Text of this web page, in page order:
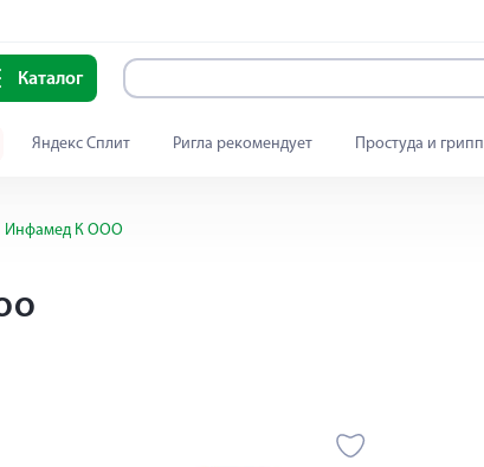
Каталог
Яндекс Сплит Ригла рекомендует Простуда и грипп
Инфамед К ООО